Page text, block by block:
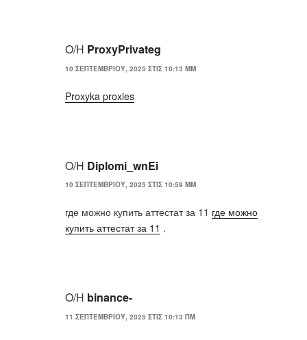
Ο/Η ProxyPrivateg
10 ΣΕΠΤΕΜΒΡΊΟΥ, 2025 ΣΤΙΣ 10:13 ΜΜ
Proxyka proxies
Ο/Η Diplomi_wnEi
10 ΣΕΠΤΕΜΒΡΊΟΥ, 2025 ΣΤΙΣ 10:59 ΜΜ
где можно купить аттестат за 11 где можно
купить аттестат за 11 .
Ο/Η binance-
11 ΣΕΠΤΕΜΒΡΊΟΥ, 2025 ΣΤΙΣ 10:13 ΠΜ